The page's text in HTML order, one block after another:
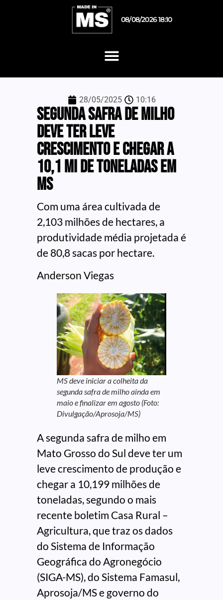
08/08/2026 18:10
28/05/2025 10:16
Segunda safra de milho
deve ter leve
crescimento e chegar a
10,1 mi de toneladas em
MS
Com uma área cultivada de
2,103 milhões de hectares, a
produtividade média projetada é
de 80,8 sacas por hectare.
Anderson Viegas
MS deve iniciar a colheita da
segunda safra de milho ainda em
maio e finalizar em agosto (Foto:
Divulgação/Aprosoja/MS)
A segunda safra de milho em
Mato Grosso do Sul deve ter um
leve crescimento de produção e
chegar a 10,199 milhões de
toneladas, segundo o mais
recente boletim Casa Rural –
Agricultura, que traz os dados
do Sistema de Informação
Geográfica do Agronegócio
(SIGA-MS), do Sistema Famasul,
Aprosoja/MS e governo do